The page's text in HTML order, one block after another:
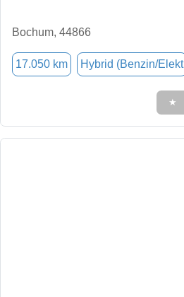
Bochum, 44866
17.050 km Hybrid (Benzin/Elekt
★